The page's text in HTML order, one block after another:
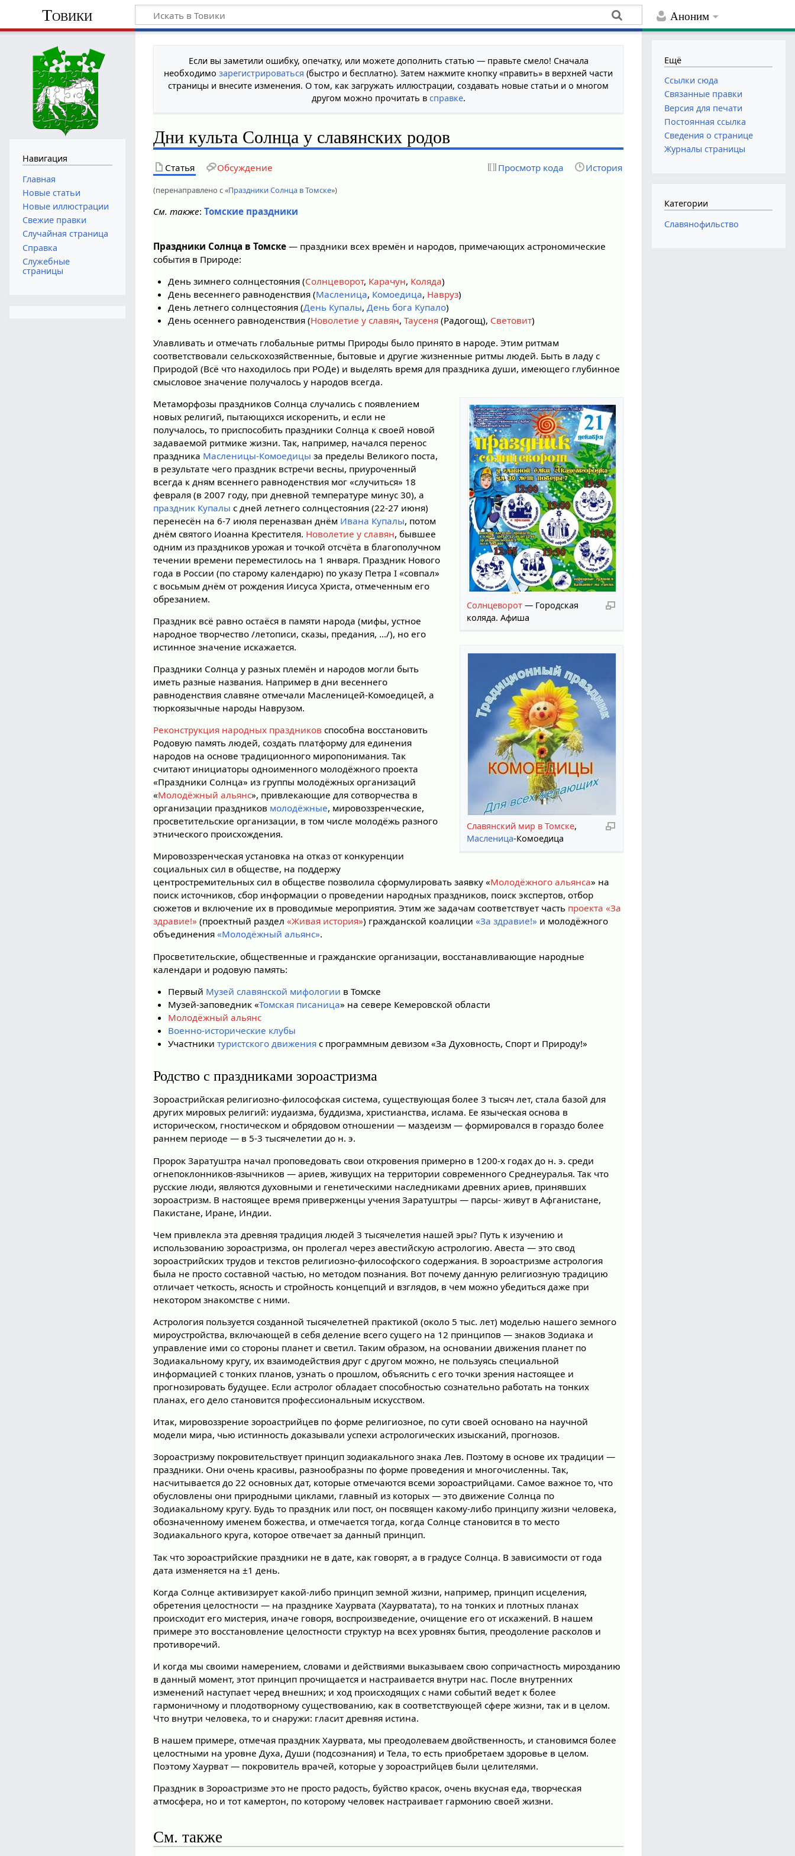
Аноним
Товики
Если вы заметили ошибку, опечатку, или можете дополнить статью — правьте смело! Сначала
необходимозарегистрироваться (быстро и бесплатно). Затем нажмите кнопку «править» в верхней части
страницы и внесите изменения. О том, как загружать иллюстрации, создавать новые статьи и о многом
другом можно прочитать в справке.
Дни культа Солнца у славянских родов
Статья Обсуждение Просмотр кода История
(перенаправлено с «Праздники Солнца в Томске»)
См. также:Томские праздники
Праздники Солнца в Томске — праздники всех времён и народов, примечающих астрономические
события в Природе:
День зимнего солнцестояния (Солнцеворот, Карачун, Коляда)
День весеннего равноденствия (Масленица, Комоедица, Навруз)
День летнего солнцестояния (День Купалы, День бога Купало)
День осеннего равноденствия (Новолетие у славян, Таусеня(Радогощ), Световит)
Улавливать и отмечать глобальные ритмы Природы было принято в народе. Этим ритмам
соответствовали сельскохозяйственные, бытовые и другие жизненные ритмы людей. Быть в ладу с
Природой (Всё что находилось при РОДе) и выделять время для праздника души, имеющего глубинное
смысловое значение получалось у народов всегда.
Солнцеворот — Городская
коляда. Афиша
Славянский мир в Томске,
Масленица-Комоедица
Метаморфозы праздников Солнца случались с появлением
новых религий, пытающихся искоренить, и если не
получалось, то приспособить праздники Солнца к своей новой
задаваемой ритмике жизни. Так, например, начался перенос
праздника Масленицы-Комоедицы за пределы Великого поста,
в результате чего праздник встречи весны, приуроченный
всегда к дням всеннего равноденствия мог «случиться» 18
февраля (в 2007 году, при дневной температуре минус 30), а
праздник Купалы с дней летнего солнцестояния (22-27 июня)
перенесён на 6-7 июля переназван днём Ивана Купалы, потом
днём святого Иоанна Крестителя. Новолетие у славян, бывшее
одним из праздников урожая и точкой отсчёта в благополучном
течении времени переместилось на 1 января. Праздник Нового
года в России (по старому календарю) по указу Петра I «совпал»
с восьмым днём от рождения Иисуса Христа, отмеченным его
обрезанием.
Праздник всё равно остаёся в памяти народа (мифы, устное
народное творчество /летописи, сказы, предания, …/), но его
истинное значение искажается.
Праздники Солнца у разных племён и народов могли быть
иметь разные названия. Например в дни весеннего
равноденствия славяне отмечали Масленицей-Комоедицей, а
тюркоязычные народы Наврузом.
Реконструкция народных праздников способна восстановить
Родовую память людей, создать платформу для единения
народов на основе традиционного миропонимания. Так
считают инициаторы одноименного молодёжного проекта
«Праздники Солнца» из группы молодёжных организаций
«Молодёжный альянс», привлекающие для сотворчества в
организации праздников молодёжные, мировоззренческие,
просветительские организации, в том числе молодёжь разного
этнического происхождения.
Мировоззренческая установка на отказ от конкуренции
социальных сил в обществе, на поддержу
центростремительных сил в обществе позволила сформулировать заявку «Молодёжного альянса» на
поиск источников, сбор информации о проведении народных праздников, поиск экспертов, отбор
сюжетов и включение их в проводимые мероприятия. Этим же задачам соответствует часть проекта «За
здравие!» (проектный раздел«Живая история») гражданской коалиции«За здравие!» и молодёжного
объединения«Молодёжный альянс».
Просветительские, общественные и гражданские организации, восстанавливающие народные
календари и родовую память:
Первый Музей славянской мифологии в Томске
Музей-заповедник «Томская писаница» на севере Кемеровской области
Молодёжный альянс
Военно-исторические клубы
Участники туристского движенияс программным девизом «За Духовность, Спорт и Природу!»
Родство с праздниками зороастризма
Зороастрийская религиозно-философская система, существующая более 3 тысяч лет, стала базой для
других мировых религий: иудаизма, буддизма, христианства, ислама. Ее языческая основа в
историческом, гностическом и обрядовом отношении — маздеизм — формировался в гораздо более
раннем периоде — в 5-3 тысячелетии до н. э.
Пророк Заратуштра начал проповедовать свои откровения примерно в 1200-х годах до н. э. среди
огнепоклонников-язычников — ариев, живущих на территории современного Среднеуралья. Так что
русские люди, являются духовными и генетическими наследниками древних ариев, принявших
зороастризм. В настоящее время приверженцы учения Заратуштры — парсы- живут в Афганистане,
Пакистане, Иране, Индии.
Чем привлекла эта древняя традиция людей 3 тысячелетия нашей эры? Путь к изучению и
использованию зороастризма, он пролегал через авестийскую астрологию. Авеста — это свод
зороастрийских трудов и текстов религиозно-философского содержания. В зороастризме астрология
была не просто составной частью, но методом познания. Вот почему данную религиозную традицию
отличает четкость, ясность и стройность концепций и взглядов, в чем можно убедиться даже при
некотором знакомстве с ними.
Астрология пользуется созданной тысячелетней практикой (около 5 тыс. лет) моделью нашего земного
мироустройства, включающей в себя деление всего сущего на 12 принципов — знаков Зодиака и
управление ими со стороны планет и светил. Таким образом, на основании движения планет по
Зодиакальному кругу, их взаимодействия друг с другом можно, не пользуясь специальной
информацией с тонких планов, узнать о прошлом, объяснить с его точки зрения настоящее и
прогнозировать будущее. Если астролог обладает способностью сознательно работать на тонких
планах, его дело становится профессиональным искусством.
Итак, мировоззрение зороастрийцев по форме религиозное, по сути своей основано на научной
модели мира, чью истинность доказывали успехи астрологических изысканий, прогнозов.
Зороастризму покровительствует принцип зодиакального знака Лев. Поэтому в основе их традиции —
праздники. Они очень красивы, разнообразны по форме проведения и многочисленны. Так,
насчитывается до 22 основных дат, которые отмечаются всеми зороастрийцами. Самое важное то, что
обусловлены они природными циклами, главный из которых — это движение Солнца по
Зодиакальному кругу. Будь то праздник или пост, он посвящен какому-либо принципу жизни человека,
обозначенному именем божества, и отмечается тогда, когда Солнце становится в то место
Зодиакального круга, которое отвечает за данный принцип.
Так что зороастрийские праздники не в дате, как говорят, а в градусе Солнца. В зависимости от года
дата изменяется на ±1 день.
Когда Солнце активизирует какой-либо принцип земной жизни, например, принцип исцеления,
обретения целостности — на празднике Хаурвата (Хаурватата), то на тонких и плотных планах
происходит его мистерия, иначе говоря, воспроизведение, очищение его от искажений. В нашем
примере это восстановление целостности структур на всех уровнях бытия, преодоление расколов и
противоречий.
И когда мы своими намерением, словами и действиями выказываем свою сопричастность мирозданию
в данный момент, этот принцип прочищается и настраивается внутри нас. После внутренних
изменений наступает черед внешних; и ход происходящих с нами событий ведет к более
гармоничному и плодотворному существованию, как в соответствующей сфере жизни, так и в целом.
Что внутри человека, то и снаружи: гласит древняя истина.
В нашем примере, отмечая праздник Хаурвата, мы преодолеваем двойственность, и становимся более
целостными на уровне Духа, Души (подсознания) и Тела, то есть приобретаем здоровье в целом.
Поэтому Хаурват — покровитель врачей, которые у зороастрийцев были целителями.
Праздник в Зороастризме это не просто радость, буйство красок, очень вкусная еда, творческая
атмосфера, но и тот камертон, по которому человек настраивает гармонию своей жизни.
См. также
Навигация
Главная
Новые статьи
Новые иллюстрации
Свежие правки
Случайная страница
Справка
Служебные
страницы
Ещё
Ссылки сюда
Связанные правки
Версия для печати
Постоянная ссылка
Сведения о странице
Журналы страницы
Категории
Славянофильство